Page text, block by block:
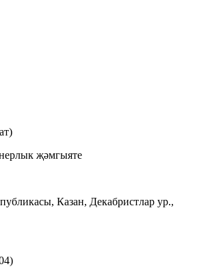
җәмгыяте
Казан, Декабристлар ур.,